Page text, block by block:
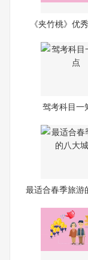
《夹竹桃》优
驾考科目一
最适合春季旅游